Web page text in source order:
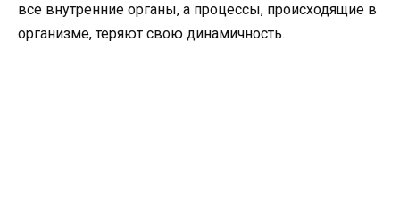
все внутренние органы, а процессы, происходящие в
организме, теряют свою динамичность.